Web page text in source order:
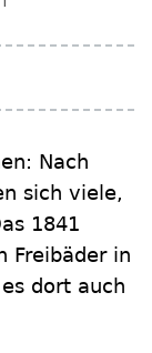
Nach
sich viele,
1841
Freibäder in
dort auch